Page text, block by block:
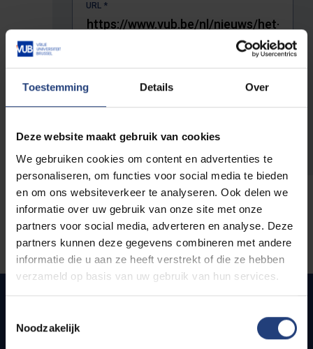
Toestemming Details Over
Deze website maakt gebruik van cookies
We gebruiken cookies om content en advertenties te
personaliseren, om functies voor social media te bieden
en om ons websiteverkeer te analyseren. Ook delen we
informatie over uw gebruik van onze site met onze
partners voor social media, adverteren en analyse. Deze
partners kunnen deze gegevens combineren met andere
informatie die u aan ze heeft verstrekt of die ze hebben
verzameld op basis van uw gebruik van hun services.
Noodzakelijk
URL *
De volledige URL van de pagina waar je de fout zag.
Snel naar